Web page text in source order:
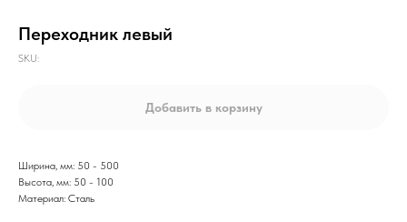
Переходник левый
SKU:
Добавить в корзину
Ширина, мм: 50 - 500
Высота, мм: 50 - 100
Материал: Сталь